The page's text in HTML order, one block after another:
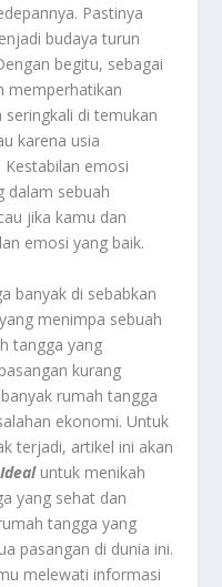
Pastinya
budaya turun
begitu, sebagai
memperhatikan
di temukan
karena usia
emosi
dalam sebuah
jika kamu dan
emosi yang baik.
banyak di sebabkan
menimpa sebuah
tangga yang
kurang
rumah tangga
ekonomi. Untuk
terjadi, artikel ini akan
untuk menikah
yang sehat dan
tangga yang
pasangan di dunia ini.
melewati informasi